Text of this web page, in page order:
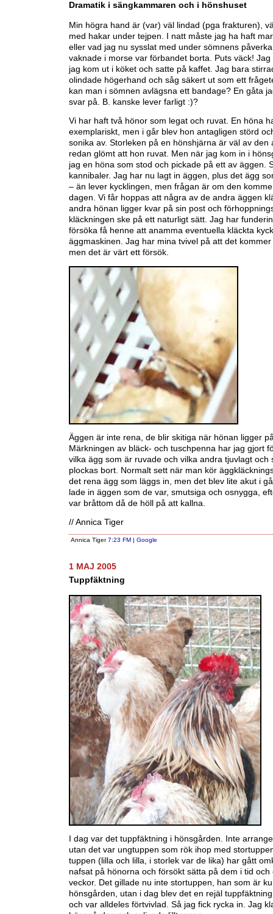
Dramatik i sängkammaren och i hönshuset
Min högra hand är (var) väl lindad (pga frakturen),
med hakar under tejpen. I natt måste jag ha haft
eller vad jag nu sysslat med under sömnens
vaknade i morse var förbandet borta. Puts väck!
jag kom ut i köket och satte på kaffet. Jag bara
olindade högerhand och såg säkert ut som ett
kan man i sömnen avlägsna ett bandage? En gåta
svar på. B. kanske lever farligt :)?
Vi har haft två hönor som legat och ruvat. En höna
exemplariskt, men i går blev hon antagligen störd
sonika av. Storleken på en hönshjärna är väl av den
redan glömt att hon ruvat. Men när jag kom in i
jag en höna som stod och pickade på ett av äggen.
kannibaler. Jag har nu lagt in äggen, plus det ägg
– än lever kycklingen, men frågan är om den
dagen. Vi får hoppas att några av de andra äggen
andra hönan ligger kvar på sin post och
kläckningen ske på ett naturligt sätt. Jag har
försöka få henne att anamma eventuella kläckta
äggmaskinen. Jag har mina tvivel på att det
men det är värt ett försök.
Äggen är inte rena, de blir skitiga när hönan ligger
Märkningen av bläck- och tuschpenna har jag gjort
vilka ägg som är ruvade och vilka andra tjuvlagt och
plockas bort. Normalt sett när man kör
det rena ägg som läggs in, men det blev lite akut i
lade in äggen som de var, smutsiga och osnygga,
var bråttom då de höll på att kallna.
// Annica Tiger
Annica Tiger7:23 FM | Google
1 MAJ 2005
Tuppfäktning
I dag var det tuppfäktning i hönsgården. Inte
utan det var ungtuppen som rök ihop med
tuppen (lilla och lilla, i storlek var de lika) har gått
nafsat på hönorna och försökt sätta på dem i tid och
veckor. Det gillade nu inte stortuppen, han som är
hönsgården, utan i dag blev det en rejäl
och var alldeles förtvivlad. Så jag fick rycka in. Jag